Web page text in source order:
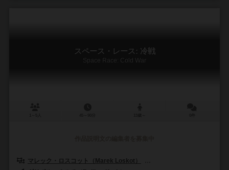
スペース・レース: 冷戦
Space Race: Cold War
マレック・ロスコット（Marek Loskot）